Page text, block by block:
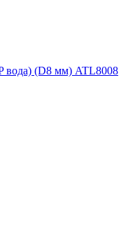
вода) (D8 мм) ATL8008